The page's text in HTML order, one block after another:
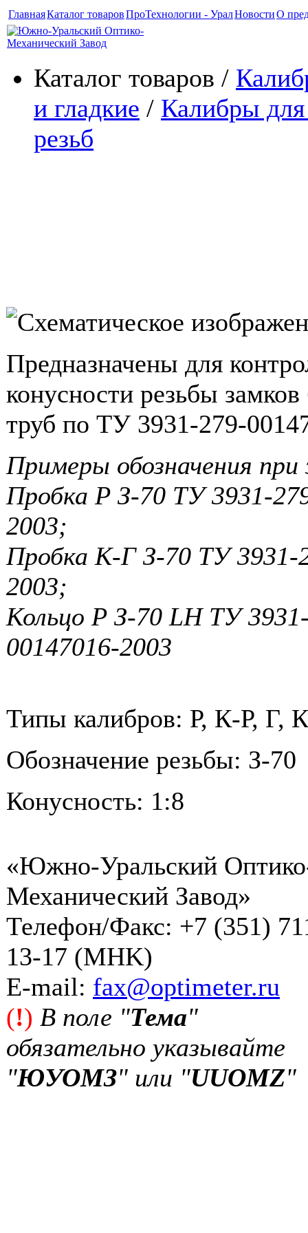
ГлавнаяКаталог товаровПроТехнологии - УралНовостиО
Каталог товаров /
и гладкие / Калибры
резьб
Предназначены для
конусности резьбы
труб по ТУ 3931-279-
Примеры обозначения при
Пробка Р З-70 ТУ 3931-
2003;
Пробка К-Г З-70 ТУ 3931-
2003;
Кольцо Р З-70 LH ТУ
00147016-2003
Типы калибров: Р, К-Р, Г,
Обозначение резьбы: З-70
Конусность: 1:8
«Южно-Уральский
Механический Завод»
Телефон/Факс: +7 (351)
13-17 (MHK)
Е-mail: fax@optimeter.ru
(!) В поле "Тема"
обязательно указывайте
"ЮУОМЗ" или "UUOMZ"